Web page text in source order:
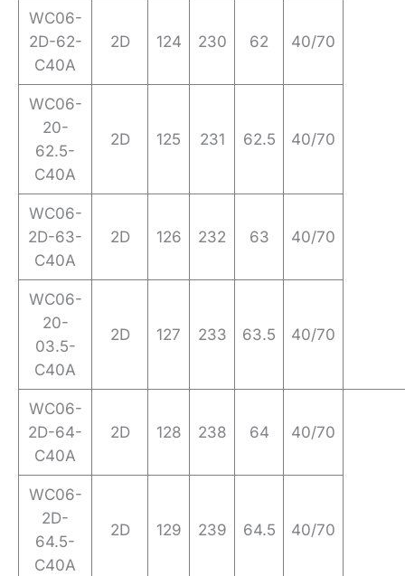
WC06-
2D-62-
C40A
2D 124 230 62 40/70
WC06-
20-
62.5-
C40A
2D 125 231 62.5 40/70
WC06-
2D-63-
C40A
2D 126 232 63 40/70
WC06-
20-
03.5-
C40A
2D 127 233 63.5 40/70
WC06-
2D-64-
C40A
2D 128 238 64 40/70
WC06-
2D-
64.5-
C40A
2D 129 239 64.5 40/70